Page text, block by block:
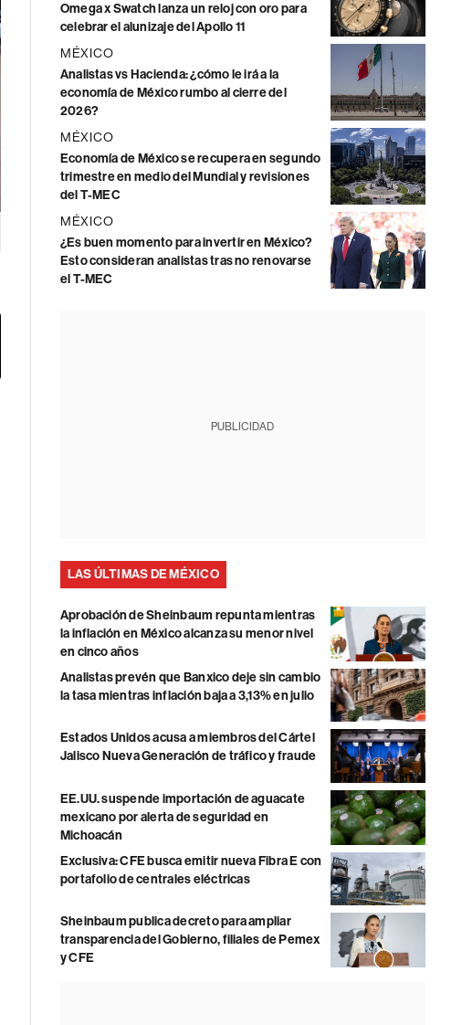
Omega x Swatch lanza un reloj con oro para
celebrar el alunizaje del Apollo 11
MÉXICO
Analistas vs Hacienda: ¿cómo le irá a la
economía de México rumbo al cierre del
2026?
MÉXICO
Economía de México se recupera en segundo
trimestre en medio del Mundial y revisiones
del T-MEC
MÉXICO
¿Es buen momento para invertir en México?
Esto consideran analistas tras no renovarse
el T-MEC
PUBLICIDAD
LAS ÚLTIMAS DE MÉXICO
Aprobación de Sheinbaum repunta mientras
la inflación en México alcanza su menor nivel
en cinco años
Analistas prevén que Banxico deje sin cambio
la tasa mientras inflación baja a 3,13% en julio
Estados Unidos acusa a miembros del Cártel
Jalisco Nueva Generación de tráfico y fraude
EE.UU. suspende importación de aguacate
mexicano por alerta de seguridad en
Michoacán
Exclusiva: CFE busca emitir nueva Fibra E con
portafolio de centrales eléctricas
Sheinbaum publica decreto para ampliar
transparencia del Gobierno, filiales de Pemex
y CFE